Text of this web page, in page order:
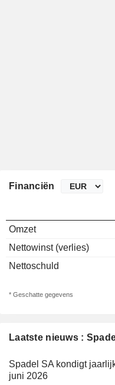
Laatste nieuws :
Spadel SA kondigt
juni 2026
Financiën
Omzet
Nettowinst (verlies)
Nettoschuld
* Geschatte gegevens